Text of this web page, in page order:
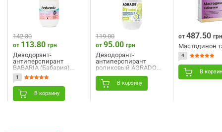
142.30
от 113.80 грн
Дезодорант-
антиперспирант
BABARIA (Бабария)
роликовый
Незаметный 50 мл
1
В корзину
119.00
от 95.00 грн
Дезодорант-
антиперспирант
роликовый AGRADO
сухости 50 мл
В корзину
от 487.50 грн
Мастодинон
4
В